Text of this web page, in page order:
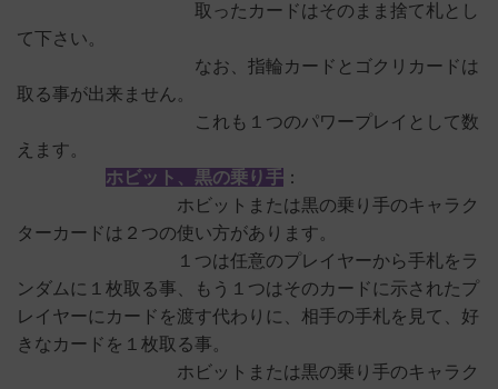
取ったカードはそのまま捨て札とし
て下さい。
なお、指輪カードとゴクリカードは
取る事が出来ません。
これも１つのパワープレイとして数
えます。
ホビット、黒の乗り手 ：
ホビットまたは黒の乗り手のキャラク
ターカードは２つの使い方があります。
１つは任意のプレイヤーから手札をラ
ンダムに１枚取る事、もう１つはそのカードに示されたプ
レイヤーにカードを渡す代わりに、相手の手札を見て、好
きなカードを１枚取る事。
ホビットまたは黒の乗り手のキャラク